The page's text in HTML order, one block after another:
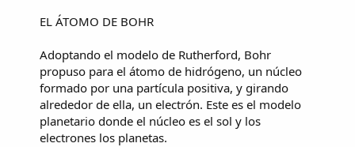
EL ÁTOMO DE BOHR
Adoptando el modelo de Rutherford, Bohr
propuso para el átomo de hidrógeno, un núcleo
formado por una partícula positiva, y girando
alrededor de ella, un electrón. Este es el modelo
planetario donde el núcleo es el sol y los
electrones los planetas.